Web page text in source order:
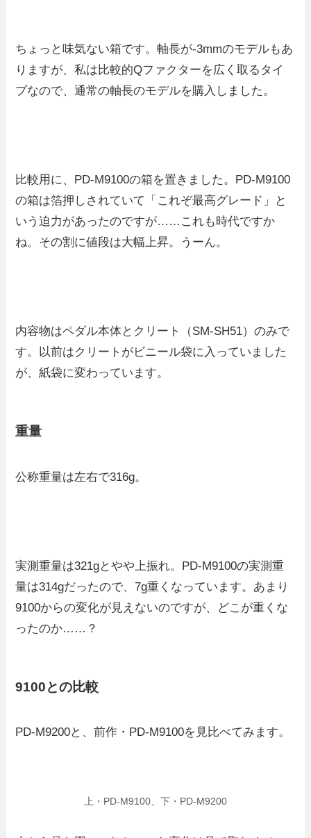
ちょっと味気ない箱です。軸長が-3mmのモデルもあ
りますが、私は比較的Qファクターを広く取るタイ
プなので、通常の軸長のモデルを購入しました。
比較用に、PD-M9100の箱を置きました。PD-M9100
の箱は箔押しされていて「これぞ最高グレード」と
いう迫力があったのですが……これも時代ですか
ね。その割に値段は大幅上昇。うーん。
内容物はペダル本体とクリート（SM-SH51）のみで
す。以前はクリートがビニール袋に入っていました
が、紙袋に変わっています。
重量
公称重量は左右で316g。
実測重量は321gとやや上振れ。PD-M9100の実測重
量は314gだったので、7g重くなっています。あまり
9100からの変化が見えないのですが、どこが重くな
ったのか……？
9100との比較
PD-M9200と、前作・PD-M9100を見比べてみます。
上・PD-M9100、下・PD-M9200